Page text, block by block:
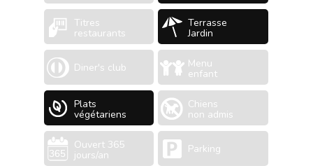
Titres
restaurants
Terrasse
Jardin
Diner's club Menu
enfant
Plats
végétariens
Chiens
non admis
Ouvert 365
jours/an Parking